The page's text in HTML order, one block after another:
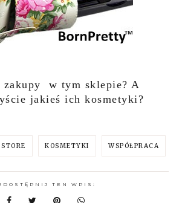
zakupy w tym sklepie? A
jakieś ich kosmetyki?
KOSMETYKI WSPÓŁPRACA
TEN WPIS: